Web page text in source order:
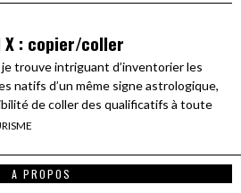
: copier/coller
je trouve intriguant d’inventorier les
natifs d’un même signe astrologique,
de coller des qualificatifs à toute
A PROPOS